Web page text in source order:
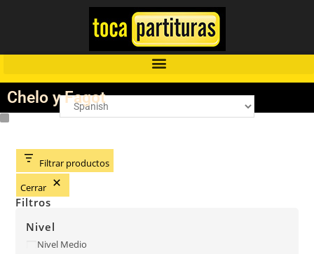
Chelo y Fagot
Filtrar productos
Cerrar
Filtros
Nivel
Nivel Medio